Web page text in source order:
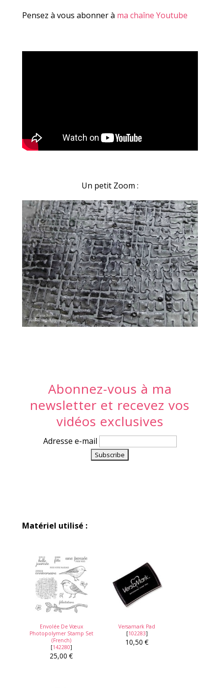
Pensez à vous abonner à ma chaîne Youtube
Un petit Zoom :
Abonnez-vous à ma
newsletter et recevez vos
vidéos exclusives
Adresse e-mail
Matériel utilisé :
Envolée De Vœux
Photopolymer Stamp Set
(French)
[142280]
25,00 €
Versamark Pad
[102283]
10,50 €